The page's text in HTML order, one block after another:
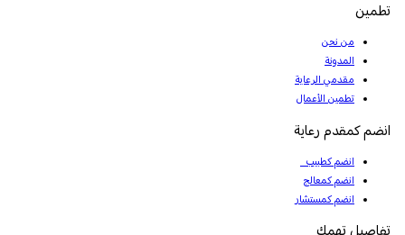
تطمين
من نحن
المدونة
مقدمي الرعاية
تطمين الأعمال
انضم كمقدم رعاية
انضم كطبيب
انضم كمعالج
انضم كمستشار
تفاصيل تهمك